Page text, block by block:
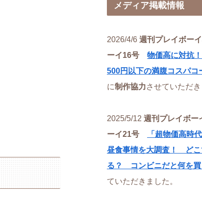
メディア掲載情報
2026/4/6 週刊プレイボー
ーイ16号 物価高に対抗
500円以下の満腹コスパコ
に制作協力させていただき
2025/5/12 週刊プレイボー
ーイ21号
「超物価高時
昼食事情を大調査！ どこ
る？ コンビニだと何を買
ていただきました。